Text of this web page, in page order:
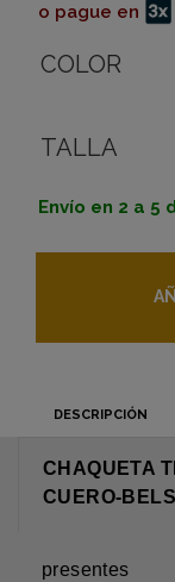
o pague en
COLOR
TALLA
Envío en 2 a 5
DESCRIPCIÓN
CHAQUETA
CUERO-
presentes